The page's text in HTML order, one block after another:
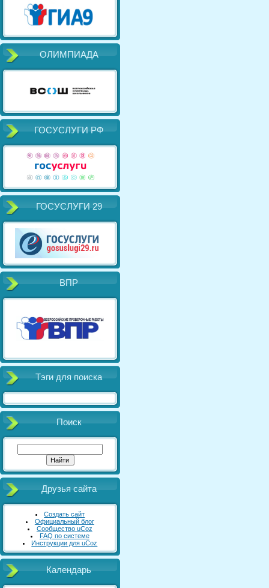
ОЛИМПИАДА
ГОСУСЛУГИ РФ
ГОСУСЛУГИ 29
ВПР
Тэги для поиска
Поиск
Друзья сайта
Создать сайт
Официальный блог
Сообщество uCoz
FAQ по системе
Инструкции для uCoz
Календарь